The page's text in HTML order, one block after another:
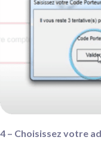
4 – Choisissez votre